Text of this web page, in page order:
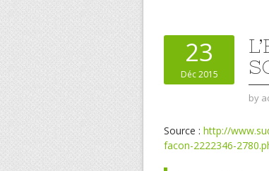
23
Déc 2015
by
Source : http://
facon-2222346-